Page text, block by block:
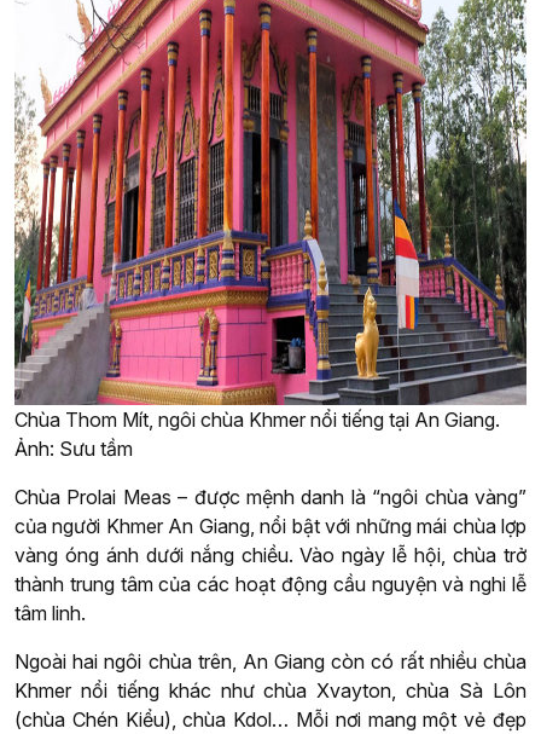
Chùa Thom Mít, ngôi chùa Khmer nổi tiếng tại An Giang.
Ảnh: Sưu tầm
Chùa Prolai Meas – được mệnh danh là “ngôi chùa vàng”
của người Khmer An Giang, nổi bật với những mái chùa lợp
vàng óng ánh dưới nắng chiều. Vào ngày lễ hội, chùa trở
thành trung tâm của các hoạt động cầu nguyện và nghi lễ
tâm linh.
Ngoài hai ngôi chùa trên, An Giang còn có rất nhiều chùa
Khmer nổi tiếng khác như chùa Xvayton, chùa Sà Lôn
(chùa Chén Kiểu), chùa Kdol… Mỗi nơi mang một vẻ đẹp